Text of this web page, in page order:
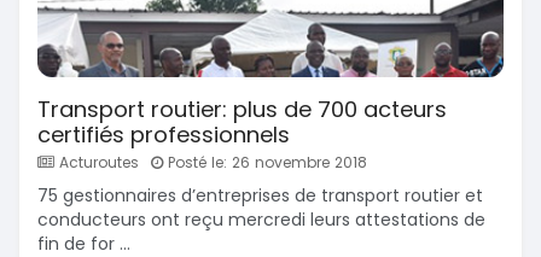
Transport routier: plus de 700 acteurs
certifiés professionnels
Acturoutes Posté le: 26 novembre 2018
75 gestionnaires d’entreprises de transport routier et
conducteurs ont reçu mercredi leurs attestations de
fin de for ...